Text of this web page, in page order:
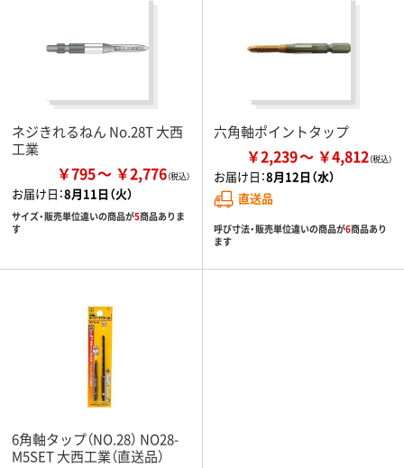
ネジきれるねん No.28T 大西
工業
￥795 ￥2,776
お届け日：8月11日（火）
サイズ・販売単位違いの商品が5商品ありま
す
六角軸ポイントタップ
￥2,239 ￥4,812
お届け日：8月12日（水）
直送品
呼び寸法・販売単位違いの商品が6商品あり
ます
6角軸タップ（NO.28） NO28-
M5SET 大西工業（直送品）